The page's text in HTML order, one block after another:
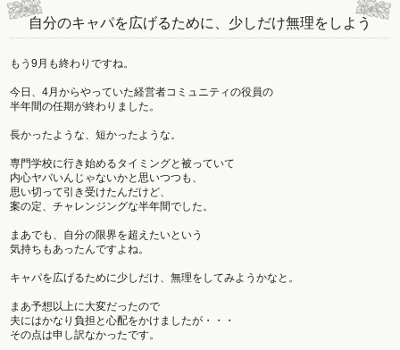
自分のキャパを広げるために、少しだけ無理をしよう
もう9月も終わりですね。
今日、4月からやっていた経営者コミュニティの役員の
半年間の任期が終わりました。
長かったような、短かったような。
専門学校に行き始めるタイミングと被っていて
内心ヤバいんじゃないかと思いつつも、
思い切って引き受けたんだけど、
案の定、チャレンジングな半年間でした。
まあでも、自分の限界を超えたいという
気持ちもあったんですよね。
キャパを広げるために少しだけ、無理をしてみようかなと。
まあ予想以上に大変だったので
夫にはかなり負担と心配をかけましたが・・・
その点は申し訳なかったです。